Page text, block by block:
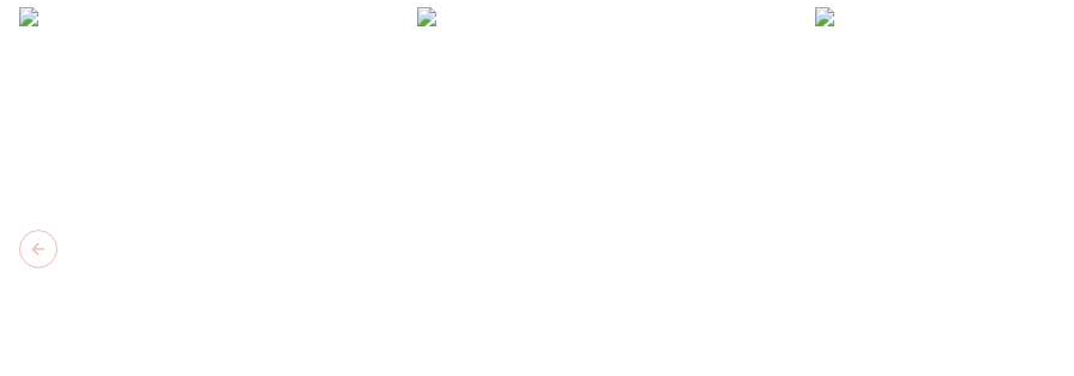
Previous slide